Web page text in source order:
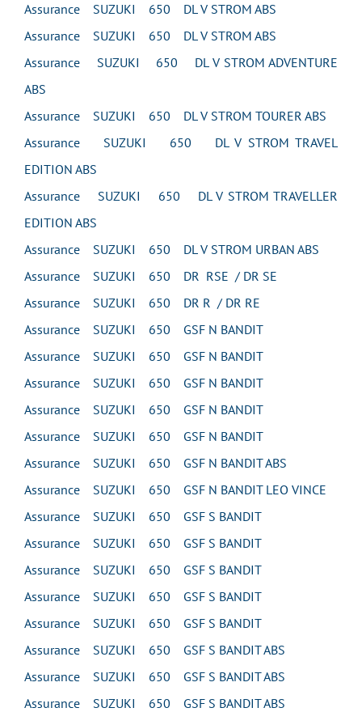
Assurance SUZUKI 650 DL V STROM ABS
Assurance SUZUKI 650 DL V STROM ABS
Assurance SUZUKI 650 DL V STROM ADVENTURE
ABS
Assurance SUZUKI 650 DL V STROM TOURER ABS
Assurance SUZUKI 650 DL V STROM TRAVEL
EDITION ABS
Assurance SUZUKI 650 DL V STROM TRAVELLER
EDITION ABS
Assurance SUZUKI 650 DL V STROM URBAN ABS
Assurance SUZUKI 650 DR RSE / DR SE
Assurance SUZUKI 650 DR R / DR RE
Assurance SUZUKI 650 GSF N BANDIT
Assurance SUZUKI 650 GSF N BANDIT
Assurance SUZUKI 650 GSF N BANDIT
Assurance SUZUKI 650 GSF N BANDIT
Assurance SUZUKI 650 GSF N BANDIT
Assurance SUZUKI 650 GSF N BANDIT ABS
Assurance SUZUKI 650 GSF N BANDIT LEO VINCE
Assurance SUZUKI 650 GSF S BANDIT
Assurance SUZUKI 650 GSF S BANDIT
Assurance SUZUKI 650 GSF S BANDIT
Assurance SUZUKI 650 GSF S BANDIT
Assurance SUZUKI 650 GSF S BANDIT
Assurance SUZUKI 650 GSF S BANDIT ABS
Assurance SUZUKI 650 GSF S BANDIT ABS
Assurance SUZUKI 650 GSF S BANDIT ABS